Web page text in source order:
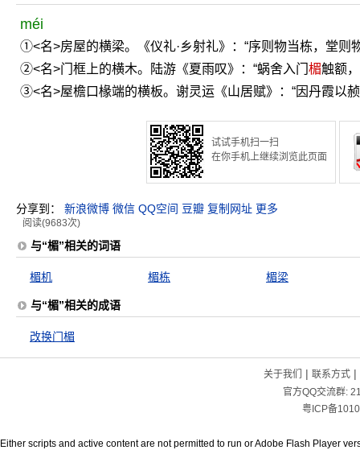
méi
①<名>房屋的横梁。《仪礼·乡射礼》：“序则物当栋，堂则
②<名>门框上的横木。陆游《夏雨叹》：“蜗舍入门 楣触额
③<名>屋檐口椽端的横板。谢灵运《山居赋》：“因丹霞以赪
试试手机扫一扫
在你手机上继续浏览此页面
分享到： 新浪微博 微信 QQ空间 豆瓣 复制网址 更多
阅读(9683次)
与“楣”相关的词语
楣机 楣栋 楣梁
与“楣”相关的成语
改换门楣
关于我们 | 联系方式|
官方QQ交流群:
粤ICP备
Either scripts and active content are not permitted to run or Adobe Flash Player